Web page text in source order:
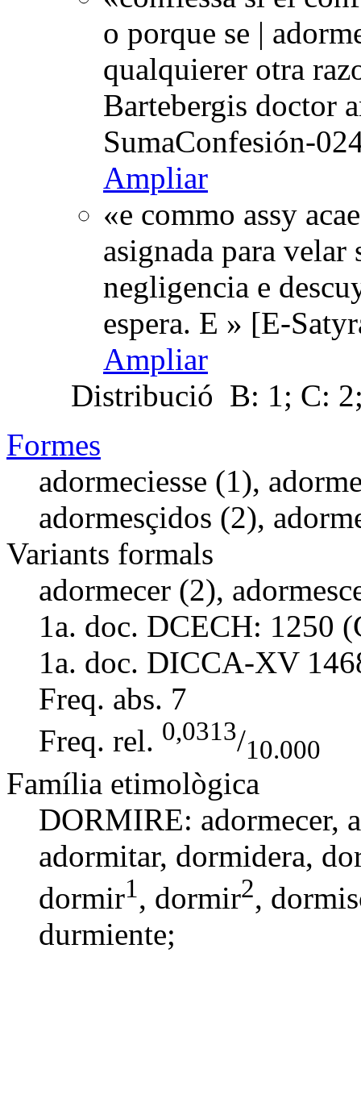
o porque se |
qualquierer otra
Bartebergis doctor
SumaConfesión-
Ampliar
«e commo assy
asignada para velar
negligencia e
espera. E » [E-
Ampliar
Distribució B: 1; C:
Formes
adormeciesse (1),
adormesçidos (2),
Variants formals
adormecer (2),
1a. doc. DCECH: 1250
1a. doc. DICCA-XV
Freq. abs. 7
Freq. rel. 0,0313/10.000
Família etimològica
DORMIRE: adormecer,
adormitar, dormidera,
dormir1, dormir2,
durmiente;